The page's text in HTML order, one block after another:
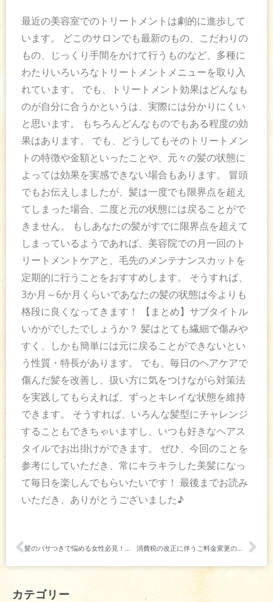
最近の美容室でのトリートメントは劇的に進歩して
います。 どこのサロンでも最新のもの、こだわりの
もの、じっくり手間をかけて行うものなど、多種に
わたりいろいろなトリートメントメニューを取り入
れています。 でも、トリートメント効果はどんなも
のが自分に合うかというは、実際には分かりにくい
と思います。 もちろんどんなものでもある程度の効
果はあります。 でも、どうしてもそのトリートメン
トの特徴や金額といったことや、元々の髪の状態に
よっては効果を実感できない場合もあります。 冒頭
でもお伝えしましたが、髪は一度でも限界点を超え
てしまった場合、二度と元の状態には戻ることがで
きません。 もしあなたの髪がすでに限界点を超えて
しまっているようであれば、美容院での月一回のト
リートメントケアと、毛先のメンテナンスカットを
定期的に行うことをおすすめします。 そうすれば、
3か月～6か月くらいであなたの髪の状態は今よりも
格段に良くなってきます！ 【まとめ】サブタイトル
いかがでしたでしょうか？ 髪はとても繊細で傷みや
すく、しかも簡単には元に戻ることができないとい
う性質・特長があります。 でも、毎日のヘアケアで
傷んだ髪を改善し、扱い方に気をつけながら対策法
を実践してもらえれば、ずっとキレイな状態を維持
できます。 そうすれば、いろんな髪型にチャレンジ
することもできちゃいますし、いつも好きなヘアス
タイルでお出掛けができます。 ぜひ、今回のことを
参考にしていただき、常にキラキラした美髪になっ
て毎日を楽しんでもらいたいです！ 最後までお読み
いただき、ありがとうございました♪
髪のパサつきで悩める女性必見！乾燥する髪を美髪に改善する方法♪ 消費税の改正に伴うご料金変更のお知らせ
カテゴリー